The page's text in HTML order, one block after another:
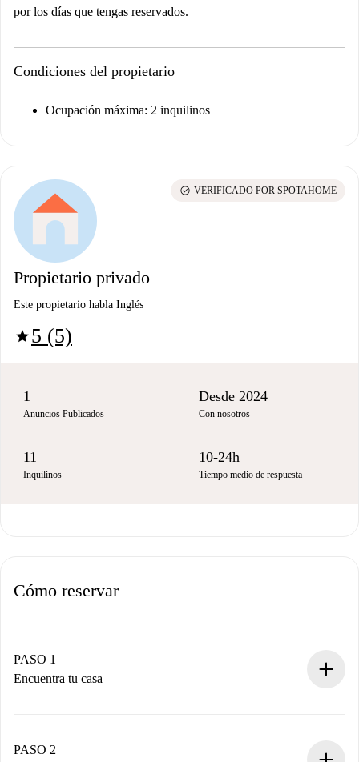
por los días que tengas reservados.
Condiciones del propietario
Ocupación máxima: 2 inquilinos
Propietario privado
Este propietario habla Inglés
star5 (5)
check_circle VERIFICADO POR SPOTAHOME
1
Anuncios Publicados
Desde 2024
Con nosotros
11
Inquilinos
10-24h
Tiempo medio de respuesta
Cómo reservar
PASO 1
Encuentra tu casa
Tienes toda la información necesaria por adelantado.
PASO 2